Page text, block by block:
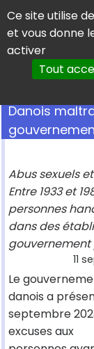
Panneau de
Ce site utilise
et vous donne
activer
Tout
Danois
Abus sexuels
Entre 1933 et
personnes
dans des
gouvernement
11
Le
danois a
septembre
excuses aux